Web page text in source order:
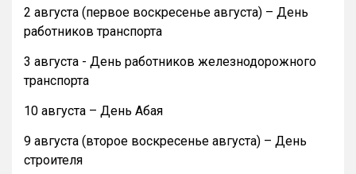
2 августа (первое воскресенье августа) – День
работников транспорта
3 августа - День работников железнодорожного
транспорта
10 августа – День Абая
9 августа (второе воскресенье августа) – День
строителя